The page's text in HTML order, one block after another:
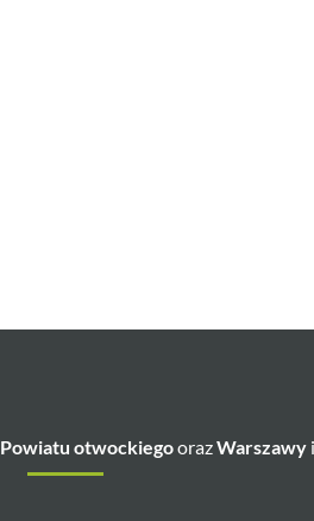
Powiatu otwockiegoorazWarszawy